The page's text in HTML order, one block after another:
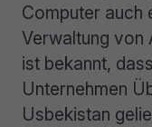
Computer auch
Verwaltung von
ist bekannt,
Unternehmen
Usbekistan